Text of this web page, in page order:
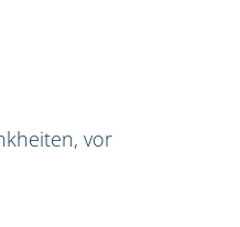
vor